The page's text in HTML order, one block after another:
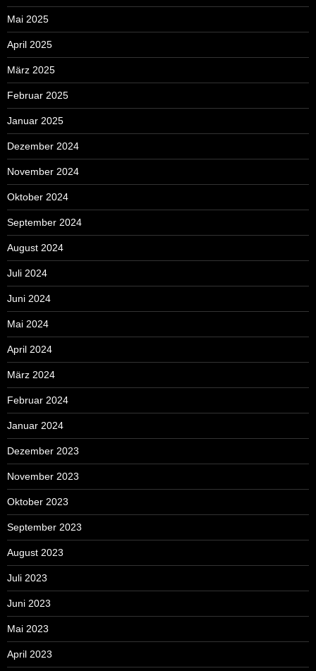
Mai 2025
April 2025
März 2025
Februar 2025
Januar 2025
Dezember 2024
November 2024
Oktober 2024
September 2024
August 2024
Juli 2024
Juni 2024
Mai 2024
April 2024
März 2024
Februar 2024
Januar 2024
Dezember 2023
November 2023
Oktober 2023
September 2023
August 2023
Juli 2023
Juni 2023
Mai 2023
April 2023